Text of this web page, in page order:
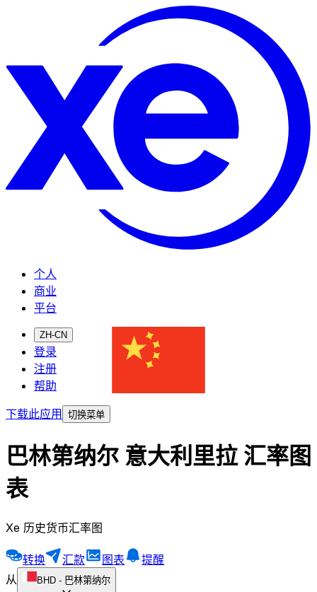
个人
商业
平台
ZH-CN
登录
注册
帮助
下载此应用
切换菜单
巴林第纳尔 意大利里拉 汇率图
表
Xe 历史货币汇率图
转换 汇款 图表
提醒
从
BHD - 巴林第纳尔